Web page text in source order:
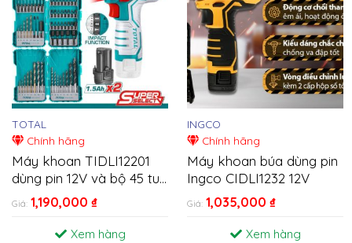
TOTAL
Chính hãng
Máy khoan TIDLI12201
dùng pin 12V và bộ 45 tua
vít, 16 mũi khoan hiệu
TOTAL TOSLI23022
Giá: 1,190,000 ₫
Xem hàng
INGCO
Chính hãng
Máy khoan búa dùng pin
Ingco CIDLI1232 12V
Giá: 1,035,000 ₫
Xem hàng